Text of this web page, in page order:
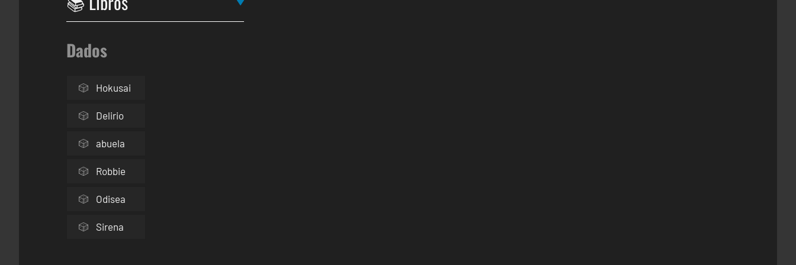
Dados
Hokusai
Delirio
abuela
Robbie
Odisea
Sirena